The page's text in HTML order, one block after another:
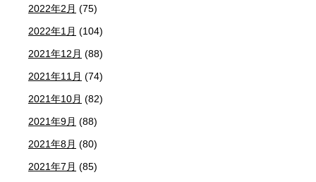
2022年2月 (75)
2022年1月 (104)
2021年12月 (88)
2021年11月 (74)
2021年10月 (82)
2021年9月 (88)
2021年8月 (80)
2021年7月 (85)